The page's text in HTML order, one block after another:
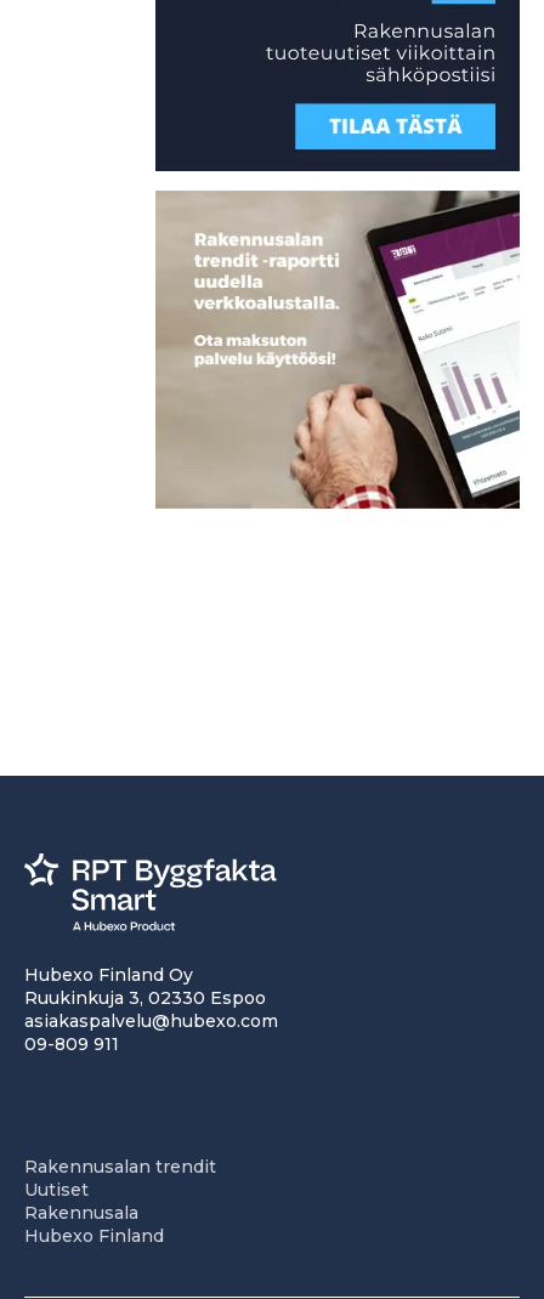
Hubexo Finland Oy
Ruukinkuja 3, 02330 Espoo
asiakaspalvelu@hubexo.com
09-809 911
Rakennusalan trendit
Uutiset
Rakennusala
Hubexo Finland